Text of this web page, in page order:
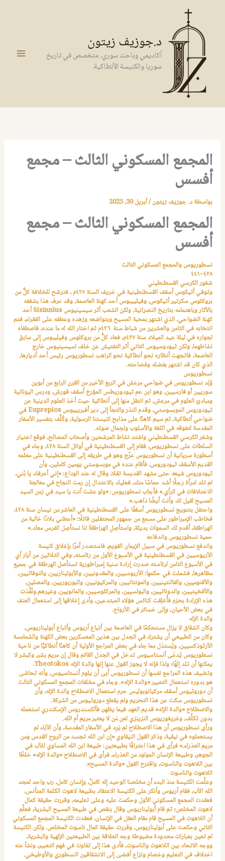
المحتوى
د.جوزيف زيتون
أكاديمي وباحث سوري، متخصص في تاريخ
سوريا والكنيسة الأنطاكية.
المجمع المسكوني الثالث – مجمع
أفسس
بواسطةد. جوزيف زيتون/أبريل 30, 2025
المجمع المسكوني الثالث – مجمع
أفسس
نسطوريوس والمجمع المسكوني الثالث
٤٢٨–٤٤١
شغور الكرسي القسطنطيني
وتوفي أتيكوس أسقف القسطنطينية في خريف السنة ٤٢٥م ، فترشح للخلافة كلٌّ من
بروكلوس سكرتير أتيكوس، وفيلييبوس أحد كهنة العاصمة، وقد عرف هذا بشغفه
بالآثار وباهتمامه بتاريخ النصرانية، ولكن الشعب آثر سيسينيوسSisinniusأحد
كهنة الضواحي، الذي اشتهر بمحبة المسيح وبتواضعه وزهده وعطفه على الفقراء، فتم
انتخابه في الثامن والعشرين من شباط سنة ٤٢٦م ثم اختار الله له ما عنده، فاصطفاه
لجواره في ليلة عيد الميلاد سنة ٤٢٧م، فعاد كلٌّ من بروكلوس وفيليبوس إلى سابق
نشاطهما، ولكن ثيودوسيوس الثاني آثر التفتيش عن خلف لسيسينيوس خارج
العاصمة، فاتجهت أنظاره نحو أنطاكية نحو الراهب نسطوريوس رئيس أحد أديارها،
الذي كان قد اشتهر بفضله وفصاحته.
نسطوريوس
وُلِد نسطوريوس في ضواحي مرعش في الربع الأخير من القرن الرابع من أبوين
سوريين أو فارسيين، وهو ابن عم ثيودوريطس المؤرخ أسقف قورش،ودرس اليونانية
ومبادئ العلوم في مرعش، ثم انتقل منها إلى أنطاكية حيث أخذ العلوم الدينية عن
ثيودوروس الموبسوستي، وقدم النذر والتجأ إلى دير أفبريبيوسEuprepiosفي
ضواحي أنطاكية، ثم سيم كاهنًا على مذابح كنيستنا الرسولية، وكُلِّف بتفسير الأسفار
المقدسة لتفوقه في اللغة والأسلوب ولجمال صوته.
وشغر الكرسي القسطنطيني واشتد نشاط المرشحين وأصحاب المصالح، فوقع اختيار
السلطات على نسطوريوس، فقام إلى القسطنطينية في أوائل السنة ٤٢٨، وجاء في
أسطورة سريانية أن نسطوريوس عرَّج وهو في طريقه إلى القسطنطينية على معلمه
القديم الأسقف ثيودوروس، فأقام عنده في موبسوستي يومين كاملين، وأن
ثيودوروس شيعه حتى مشهد القديسة تقلا، وقال له عند الوداع: «إني أعرفك يا بُني،
لم تلد امرأة رجلًا أشد حماسًا منك، فعليك بالاعتدال إن رمت النجاح في معالجة
الاختلافات في الرأي.» فأجاب نسطوريوس: «ولو عشت أنت يا سيد في زمن السيد
المسيح لقيل لك وأنت أيضًا ذاهب.»
واحتفل بتتويج نسطوريوس أسقفًا على القسطنطينية في العاشر من نيسان سنة ٤٢٨،
فخاطب الإمبراطور على مسمع من جمهور المحتفلين قائلًا: «أعطني بلادًا خالية من
الهراطقة، أقدم لك السموات بديلة، واستأصِلِ الهراطقةَ لنا نستأصِل الفرس معك.»
حمية نسطوريوس واندفاعه
واندفع نسطوريوس في سبيل الإيمان القويم، فاستصدر أمرًا بإغلاق كنيسة
الآريوسيين في القسطنطينية في الأسبوع الأول من رئاسته، وفي الثلاثين من أيار أي
في الأسبوع الثامن لرئاسته صدرت إرادة سنية إمبراطورية تستأصل الهرطقة في جميع
مظاهرها، فشملت في حكمها: الآريوسيين، والمقدونيين، والأبوليناريين، والنوفاتيين،
والأفنوميين، والفالنتينيين، والمونتانيين، والمركيونيين، والبوربوريين، والمصلين،
والأفخيتيين، والدوناتيين، والبولسيين، والمركلوسيين، والمانويين، وغيرهم.ونُفِّذت
هذه الإرادة بحزم فأُغلِقت كنائس هؤلاء المبتدعين، وأدى إغلاقها إلى استعمال العنف
في بعض الأحيان، وإلى خسائر في الأرواح.
والدة الإله
وكان الشقاق لا يزال مستحكمًا في العاصمة بين أتباع آريوس وأتباع أبوليناريوس،
وكان من الطبيعي أن يشترك في الجدل بين هذين المعسكرين بعض الكهنة والشمامسة
الأرثوذكسيين، ويُستدَل مما جاء في بعض المراجع الأولية أن كاهنًا أنطاكيًّا من ناحية
نسطوريوس يُدعَى أنستاسيوس تدخل في الجدل القائم وقال إن مريم بشر، وكبشر لا
يمكنها أن تلد إلهًا؛ ولذا فإنه لا يجوز القول عنها إنها والدة الإلهTheotokos
.
وتضيف هذه المراجع نفسها أن نسطوريوس أبى أن يلوم أنستاسيوس، وأنه تحاشى
هو بدوره استعمال التعبير «والدة الإله». وجاء في مخلفات المجمع المسكوني الثالث
أن دوروثيوس أسقف مركيانوبوليس حرم استعمال الاصطلاح والدة الإله، وأن
نسطوريوس سكت عن هذا التحريم ولم يقطع دوروثيوس من الشركة.
والاصطلاح «والدة الإله» قديم العهد فيما يظهر، فألكسندروس الإسكندري استعمله
بدون تكلُّف، وغريغوريوس النزينزي لعن مَن لا يعتبر مريم أم الله.
ورأى نسطوريوس أن هذا الاصطلاح لم يَرِد في الأسفار المقدسة، وأن الآباء لم
يستعملوه في نيقية، وذكر القول النيقاوي «إن ابن الله تجسد من الروح القدس ومن
مريم العذراء.» فرأى في هذا اعترافًا بطبيعتين: طبيعة ابن الله المساوي للآب في
الجوهر، وطبيعة الإنسان المولود من العذراء، فرأى في الاصطلاح «والدة الإله» خلطًا
بين اللاهوت والناسوت، واقترح القول «والدة المسيح».
اللاهوت والناسوت
وعلَّمت الكنيسة منذ البدء أن مخلصنا الوحيد إله كاملٌ، وإنسان كامل، رب واحد لمجد
الله الآب، فقام آريوس وأنكر على الكنيسة الاعتقاد بطبيعة لاهوت الكلمة المتأنس،
فعقدت المجمع المسكوني الأول وحكمت عليه وعلى تعليمه، وقررت حقيقة كمال
لاهوت المخلص؛ ثم قام أبوليناريوس وقال بنقص في طبيعة المسيح البشرية، فعلَّم
أن اللاهوت في المسيح قام مقام العقل في الإنسان، فعقدت الكنيسة المجمع المسكوني
الثاني وحكمت على أبوليناريوس، وقررت حقيقة كمال ناسوت المخلص. ولكن الكنيسة
لم تعين بعبارات محدودة مضبوطة وجه العلاقة بين الطبيعتين الإلهية والبشرية،
ووجه الاتحاد بين اللاهوت والناسوت، فأدى هذا إلى تفاوت في فهم التعبير، ونشأ عنه
اختلاف في التعليم وخصام ونزاع أفضى إلى الانشقاقين النسطوري والأوطيخي.